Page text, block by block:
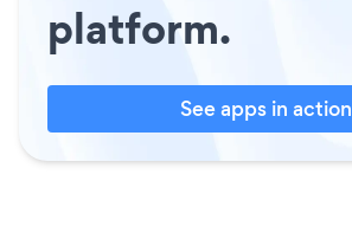
platform.
See apps in action